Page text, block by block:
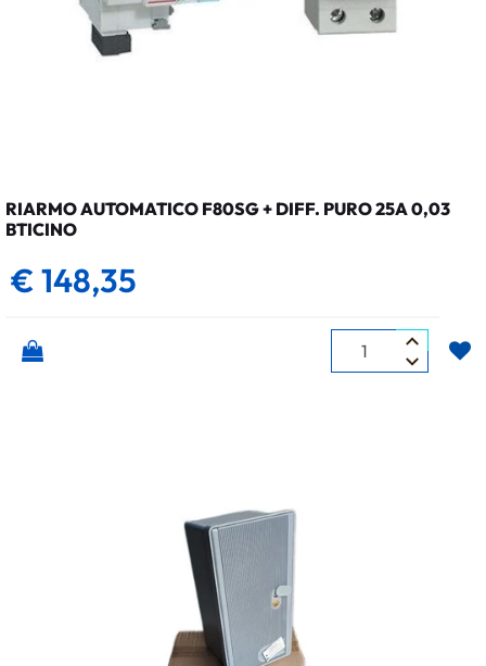
RIARMO AUTOMATICO F80SG + DIFF. PURO 25A 0,03
BTICINO
€ 148,35
Quantità